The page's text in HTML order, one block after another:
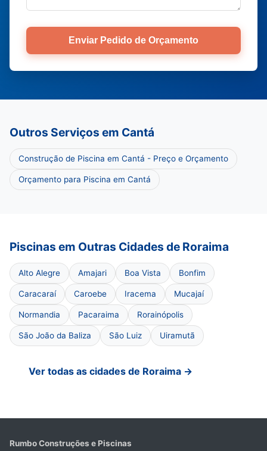
Enviar Pedido de Orçamento
Outros Serviços em Cantá
Construção de Piscina em Cantá - Preço e Orçamento
Orçamento para Piscina em Cantá
Piscinas em Outras Cidades de Roraima
Alto Alegre Amajari Boa Vista Bonfim
Caracaraí Caroebe Iracema Mucajaí
Normandia Pacaraima Rorainópolis
São João da Baliza São Luiz Uiramutã
Ver todas as cidades de Roraima →
Rumbo Construções e Piscinas